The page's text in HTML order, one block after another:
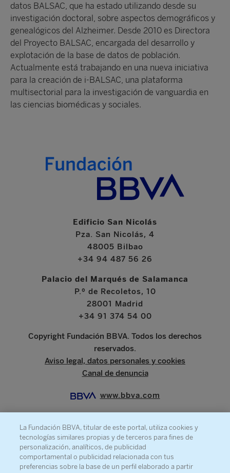
datos BALSAC, que ha estado utilizando desde su
investigación doctoral, sobre aspectos demográficos y
genealógicos del Alzheimer. Desde 2010 es Directora
del Proyecto BALSAC, encargada del desarrollo y
explotación de la base de datos de población.
Actualmente está trabajando en una nueva iniciativa
para la creación de i-BALSAC, una plataforma
multisectorial para la investigación de vanguardia en
las ciencias biomédicas y sociales.
Edificio San Nicolás
Pza. San Nicolás, 4
48005 Bilbao
+34 94 487 56 26
Palacio del Marqués de Salamanca
P.º de Recoletos, 10
28001 Madrid
+34 91 374 54 00
Copyright Fundación BBVA. Todos los derechos
reservados.
Aviso legal, datos personales y cookies
Canal de denuncia
www.bbva.com
SOBRE LA FUNDACIÓN
PRENSA
La Fundación BBVA, titular de este portal, utiliza cookies y
tecnologías similares propias y de terceros para fines de
personalización, analíticos, de publicidad
comportamental o publicidad relacionada con tus
preferencias sobre la base de un perfil elaborado a partir